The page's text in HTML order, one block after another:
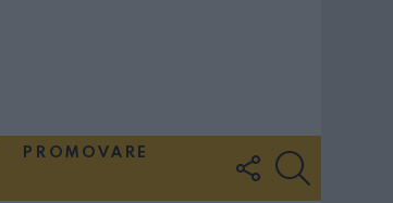
PROMOVARE
FOLLOW
US